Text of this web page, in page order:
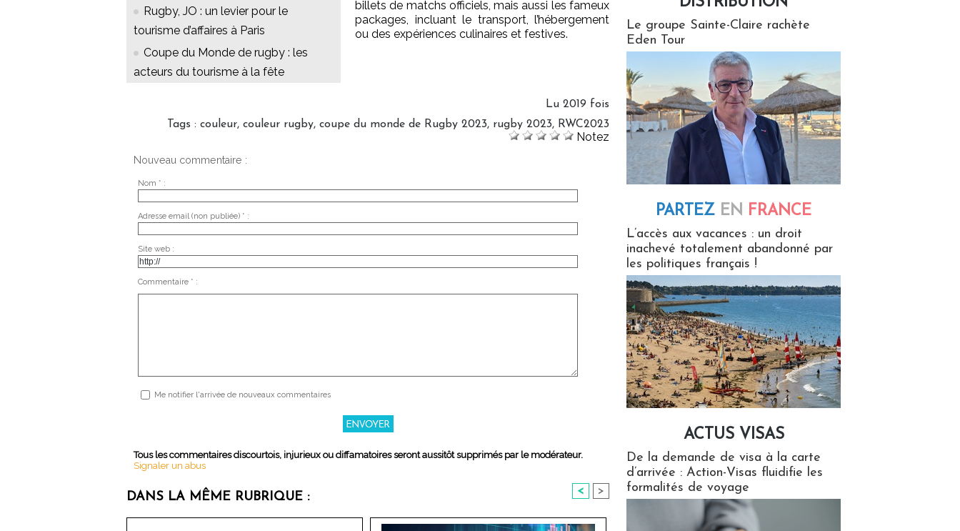
Rugby, JO : un levier pour le
tourisme d’affaires à Paris
Coupe du Monde de rugby : les
acteurs du tourisme à la fête
billets de matchs officiels, mais aussi les fameux
packages, incluant le transport, l’hébergement
ou des expériences culinaires et festives.
Lu 2019 fois
Tags : couleur, couleur rugby, coupe du monde de Rugby 2023, rugby 2023, RWC2023
Notez
Nouveau commentaire :
Nom * :
Adresse email (non publiée) * :
Site web :
Commentaire * :
Me notifier l'arrivée de nouveaux commentaires
Tous les commentaires discourtois, injurieux ou diffamatoires seront aussitôt supprimés par le modérateur.
Signaler un abus
DANS LA MÊME RUBRIQUE : < >
Le groupe Sainte-Claire rachète
Eden Tour
PARTEZ EN FRANCE
L’accès aux vacances : un droit
inachevé totalement abandonné par
les politiques français !
ACTUS VISAS
De la demande de visa à la carte
d’arrivée : Action-Visas fluidifie les
formalités de voyage